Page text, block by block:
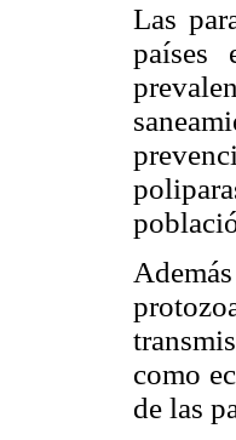
Las
países
como
de las